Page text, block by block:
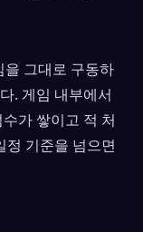
을 그대로 구동하
. 게임 내부에서
가 쌓이고 적 처
정 기준을 넘으면